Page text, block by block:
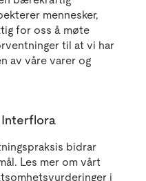
mennesker,
for oss å møte
til at vi har
av våre varer og
bidrar
Les mer om vårt
i